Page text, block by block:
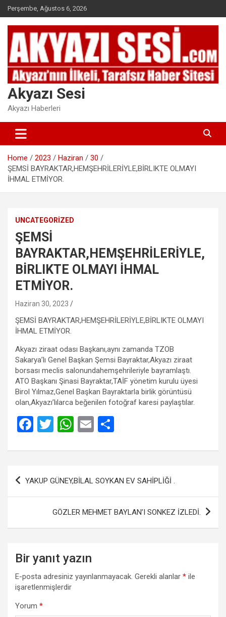
Skip
to
content
Perşembe, Ağustos 6, 2026
Akyazı Sesi
Akyazı Haberleri
Home 2023 Haziran
30
ŞEMSİ BAYRAKTAR,HEMŞEHRİLERİYLE,BİRLIKTE OLMAYI
İHMAL ETMİYOR.
UNCATEGORIZED
ŞEMSİ
BAYRAKTAR,HEMŞEHRİLERİYLE,
BİRLIKTE OLMAYI İHMAL
ETMİYOR.
Haziran 30, 2023
ŞEMSİ BAYRAKTAR,HEMŞEHRİLERİYLE,BİRLIKTE OLMAYI
İHMAL ETMİYOR.
Akyazı ziraat odası Başkanı,aynı zamanda TZOB
Sakarya’lı Genel Başkan Şemsi Bayraktar,Akyazı ziraat
borsası meclis salonundahemşehrileriyle bayramlaştı.
ATO Başkanı Şinasi Bayraktar,TAİF yönetim kurulu üyesi
Birol Yılmaz,Genel Başkan Bayraktarla birlik görüntüsü
olan,Akyazı’lılarca beğenilen fotoğraf karesi paylaştılar.
F
ce
b
o
T
tt
er
W
at
s
A
p
p
E
ail ar
e
Yazı
YAKUP GÜNEY,BİLAL SOYKAN EV SAHİPLİĞİ .
GÖZLER MEHMET BAYLAN’I SONKEZ İZLEDİ.
Bir yanıt yazın
E-posta adresiniz yayınlanmayacak. Gerekli alanlar * ile
işaretlenmişlerdir
Yorum *